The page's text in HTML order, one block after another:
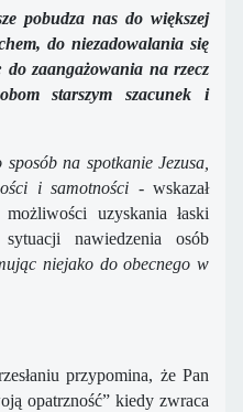
pobudza nas do większej
do niezadowalania się
zaangażowania na rzecz
starszym szacunek i
na spotkanie Jezusa,
i samotności - wskazał
uzyskania łaski
nawiedzenia osób
niejako do obecnego w
przypomina, że Pan
opatrzność” kiedy zwraca